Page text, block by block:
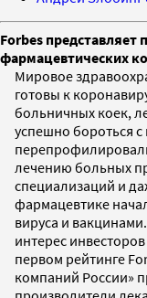
Forbes представляет
фармацевтических
Мировое
готовы к
больничных коек,
успешно бороться
лечению больных
специализаций и
фармацевтике
вируса и
интерес
первом рейтинге
компаний России»